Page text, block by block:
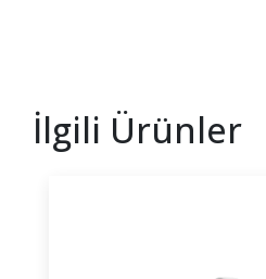
İlgili Ürünler